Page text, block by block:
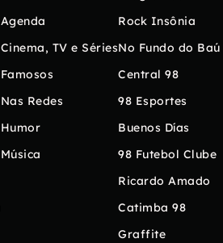
Agenda
Cinema, TV e Séries
Famosos
Nas Redes
Humor
Música
Rock Insônia
No Fundo do Baú
Central 98
98 Esportes
Buenos Días
98 Futebol Clube
Ricardo Amado
Catimba 98
Graffite